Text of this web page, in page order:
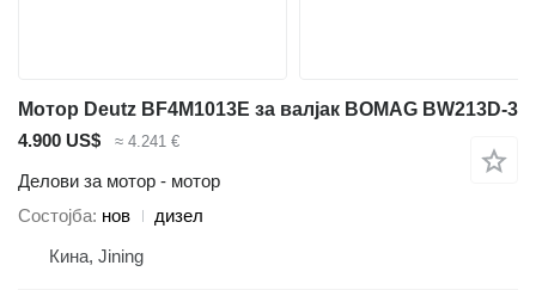
Мотор Deutz BF4M1013E за валјак BOMAG BW213D-3
4.900 US$
≈ 4.241 €
Делови за мотор - мотор
Состојба нов
дизел
Кина, Jining